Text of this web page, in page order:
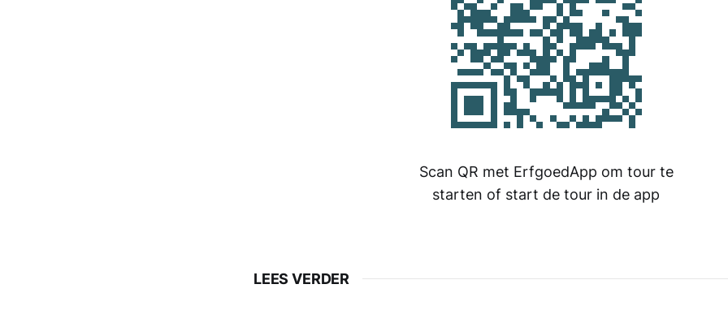
Scan QR met ErfgoedApp om tour te
starten of start de tour in de app
LEES VERDER